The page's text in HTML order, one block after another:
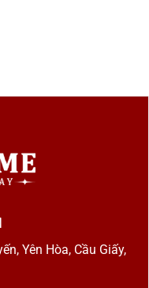
Yên Hòa, Cầu Giấy,